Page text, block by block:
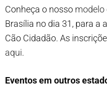
Conheça o nosso modelo
Brasília no dia 31, para a
Cão Cidadão. As
aqui.
Eventos em outros